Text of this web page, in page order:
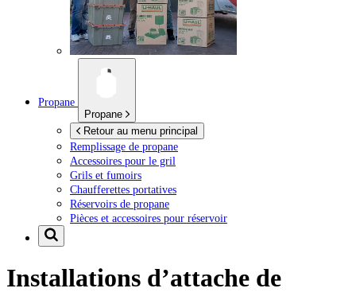
Propane
Propane
Retour au menu principal
Remplissage de propane
Accessoires pour le gril
Grils et fumoirs
Chaufferettes portatives
Réservoirs de propane
Pièces et accessoires pour réservoir
Installations d’attache de